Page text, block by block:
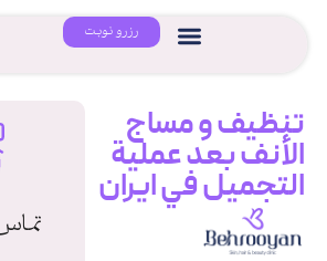
رزرو نوبت
تنظيف و مساج
الأنف بعد عملية
التجمیل في ایران